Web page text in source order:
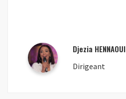
Djezia HENNAOUI
Dirigeant